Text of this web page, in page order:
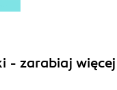
- zarabiaj